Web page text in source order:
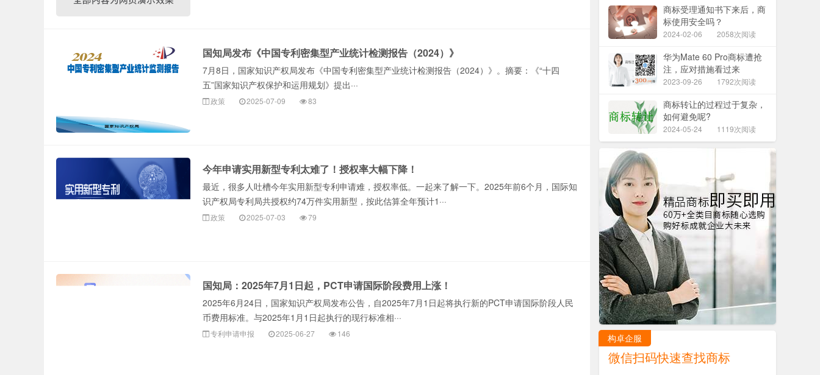
国知局发布《中国专利密集型产业统计检测报告（2024）》
7月8日，国家知识产权局发布《中国专利密集型产业统计检测报告（2024）》。摘要：《“十四
五”国家知识产权保护和运用规划》提出···
政策 2025-07-09 83
今年申请实用新型专利太难了！授权率大幅下降！
最近，很多人吐槽今年实用新型专利申请难，授权率低。一起来了解一下。2025年前6个月，国际知
识产权局专利局共授权约74万件实用新型，按此估算全年预计1···
政策 2025-07-03 79
国知局：2025年7月1日起，PCT申请国际阶段费用上涨！
2025年6月24日，国家知识产权局发布公告，自2025年7月1日起将执行新的PCT申请国际阶段人民
币费用标准。与2025年1月1日起执行的现行标准相···
专利申请申报 2025-06-27 146
商标受理通知书下来后，商
标使用安全吗？
2024-02-06 2058次阅读
华为Mate 60 Pro商标遭抢
注，应对措施看过来
2023-09-26 1792次阅读
商标转让的过程过于复杂，
如何避免呢?
2024-05-24 1119次阅读
构卓企服
微信扫码快速查找商标